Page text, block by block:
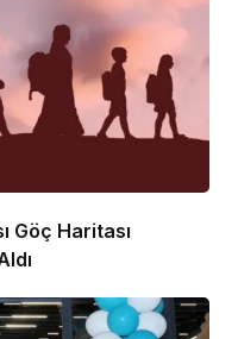
Göç Haritası